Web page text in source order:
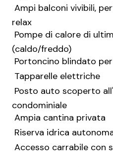
 Ampi balconi vivibili,
relax
 Pompe di calore di
(caldo/freddo)
 Portoncino blindato
 Tapparelle elettriche
 Posto auto scoperto
condominiale
 Ampia cantina privata
 Riserva idrica
 Accesso carrabile